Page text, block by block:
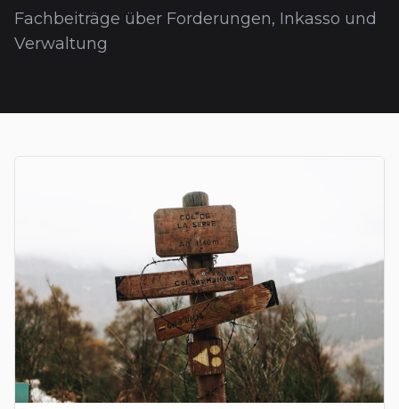
Fachbeiträge über Forderungen, Inkasso und
Verwaltung